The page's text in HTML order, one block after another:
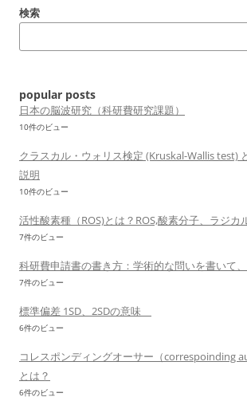
ー
検索
popular posts
日本の脳波研究（科研費研究課題）
10件のビュー
クラスカル・ウォリス検定 (Kruskal-Wallis test)
説明
10件のビュー
活性酸素種（ROS)とは？ROS,酸素分子、ラジカ
7件のビュー
科研費申請書の書き方：学術的な問いを書いて
7件のビュー
標準偏差 1SD、2SDの意味
6件のビュー
コレスポンディングオーサー（correspoinding
とは？
6件のビュー